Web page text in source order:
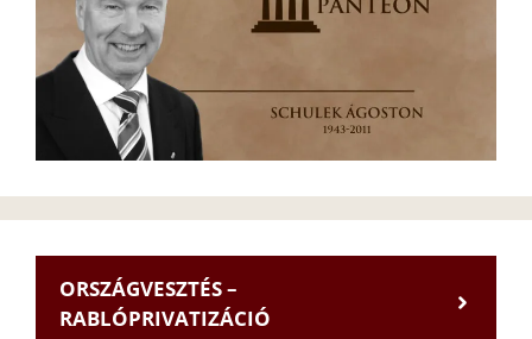
ORSZÁGVESZTÉS –
RABLÓPRIVATIZÁCIÓ